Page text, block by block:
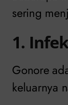
sering
1.
Gonore
keluarnya